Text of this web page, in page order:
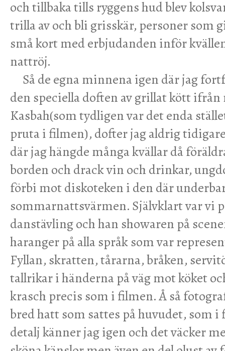
och tillbaka tills ryggens hud blev
trilla av och bli grisskär, personer som
små kort med erbjudanden inför
nattröj.
Så de egna minnena igen där jag
den speciella doften av grillat kött
Kasbah(som tydligen var det enda
pruta i filmen), dofter jag aldrig
där jag hängde många kvällar då
borden och drack vin och drinkar,
förbi mot diskoteken i den där
sommarnattsvärmen. Självklart var vi
danstävling och han showaren på
haranger på alla språk som var
Fyllan, skratten, tårarna, bråken,
tallrikar i händerna på väg mot köket
krasch precis som i filmen. Å så
bred hatt som sattes på huvudet, som
detalj känner jag igen och det väcker